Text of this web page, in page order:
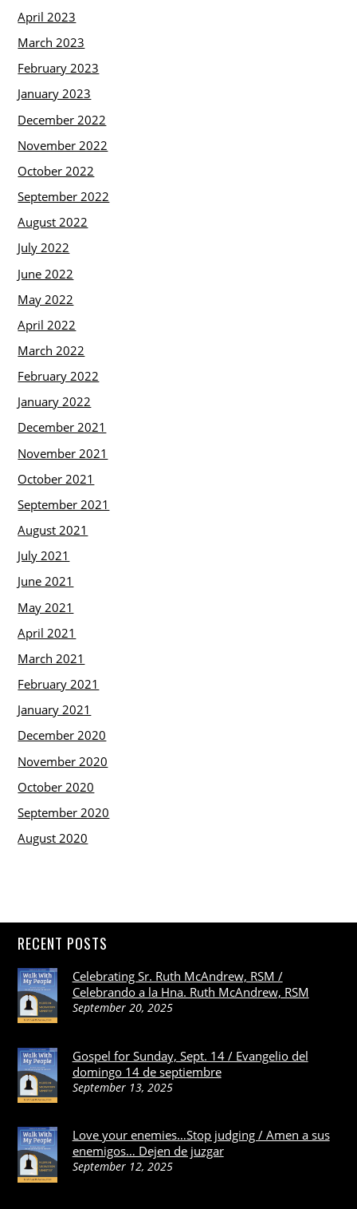
April 2023
March 2023
February 2023
January 2023
December 2022
November 2022
October 2022
September 2022
August 2022
July 2022
June 2022
May 2022
April 2022
March 2022
February 2022
January 2022
December 2021
November 2021
October 2021
September 2021
August 2021
July 2021
June 2021
May 2021
April 2021
March 2021
February 2021
January 2021
December 2020
November 2020
October 2020
September 2020
August 2020
RECENT POSTS
Celebrating Sr. Ruth McAndrew, RSM /
Celebrando a la Hna. Ruth McAndrew, RSM
September 20, 2025
Gospel for Sunday, Sept. 14 / Evangelio del
domingo 14 de septiembre
September 13, 2025
Love your enemies…Stop judging / Amen a sus
enemigos… Dejen de juzgar
September 12, 2025